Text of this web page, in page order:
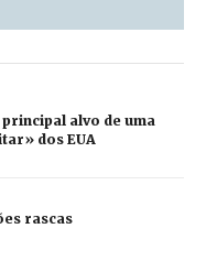
alvo de uma
dos EUA
rascas